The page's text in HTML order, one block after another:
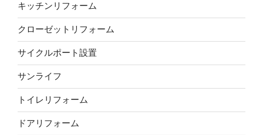
キッチンリフォーム
クローゼットリフォーム
サイクルポート設置
サンライフ
トイレリフォーム
ドアリフォーム